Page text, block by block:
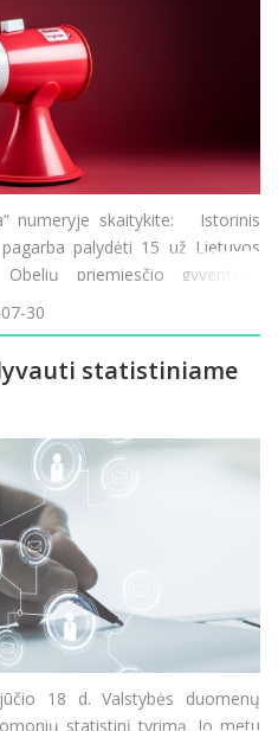
numeryje skaitykite: Istorinis
palydėti 15 už Lietuvos
priemiesčio gyventojai
dulkių problemomis. Rokiškio
30
statistiniame
18 d. Valstybės duomenų
statistinį tyrimą. Jo metu